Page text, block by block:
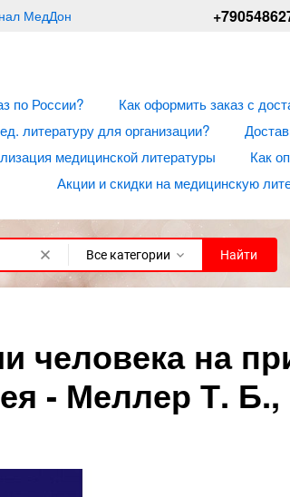
МедДон
по России?
Как оформить заказ с
литературу для организации?
медицинской литературы
Как
Акции и скидки на медицинскую
Все категории Найти
человека на
- Меллер Т.